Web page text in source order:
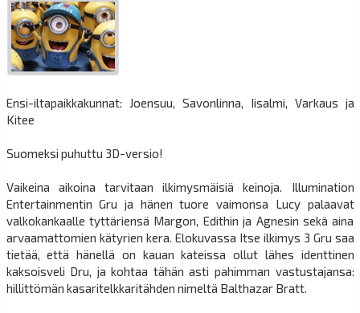
Ensi-iltapaikkakunnat: Joensuu, Savonlinna, Iisalmi, Varkaus ja
Kitee
Suomeksi puhuttu 3D-versio!
Vaikeina aikoina tarvitaan ilkimysmäisiä keinoja. Illumination
Entertainmentin Gru ja hänen tuore vaimonsa Lucy palaavat
valkokankaalle tyttäriensä Margon, Edithin ja Agnesin sekä aina
arvaamattomien kätyrien kera. Elokuvassa Itse ilkimys 3 Gru saa
tietää, että hänellä on kauan kateissa ollut lähes identtinen
kaksoisveli Dru, ja kohtaa tähän asti pahimman vastustajansa:
hillittömän kasaritelkkaritähden nimeltä Balthazar Bratt.